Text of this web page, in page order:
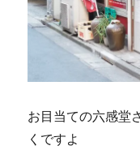
お目当ての六感堂
くですよ